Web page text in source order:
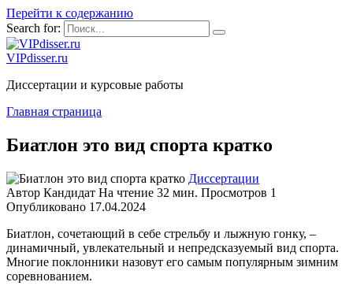
Перейти к содержанию
Search for:
VIPdisser.ru
Диссертации и курсовые работы
Главная страница
Биатлон это вид спорта кратко
Диссертации
Автор Кандидат На чтение 32 мин. Просмотров 1
Опубликовано 17.04.2024
Биатлон, сочетающий в себе стрельбу и лыжную гонку, –
динамичный, увлекательный и непредсказуемый вид спорта.
Многие поклонники назовут его самым популярным зимним
соревнованием.